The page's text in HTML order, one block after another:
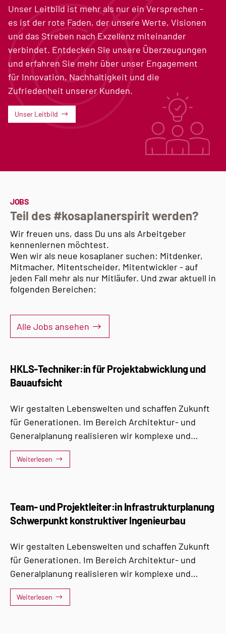
Unser Leitbild ist mehr als nur ein Versprechen -
es ist der rote Faden, der unsere Werte, Visionen
und das Streben nach Exzellenz miteinander
verbindet. Entdecken Sie unsere Überzeugungen
und erfahren Sie mehr über unser Engagement
für Innovation, Nachhaltigkeit und die
Zufriedenheit unserer Kunden.
Unser Leitbild
JOBS
Teil des #kosaplanerspirit werden?
Wir freuen uns, dass Du uns als Arbeitgeber
kennenlernen möchtest.
Wen wir als neue kosaplaner suchen: Mitdenker,
Mitmacher, Mitentscheider, Mitentwickler - auf
jeden Fall mehr als nur Mitläufer. Und zwar aktuell in
folgenden Bereichen:
Alle Jobs ansehen
HKLS-Techniker:in für Projektabwicklung und
Bauaufsicht
Wir gestalten Lebenswelten und schaffen Zukunft
für Generationen. Im Bereich Architektur- und
Generalplanung realisieren wir komplexe und
ökologisch nachhaltige Bauprojekte.
Dafür suchen wir Teamplayer, die mitdenken,
Weiterlesen
Team- und Projektleiter:in Infrastrukturplanung
Schwerpunkt konstruktiver Ingenieurbau
Wir gestalten Lebenswelten und schaffen Zukunft
für Generationen. Im Bereich Architektur- und
Generalplanung realisieren wir komplexe und
ökologisch nachhaltige Bauprojekte.
Weiterlesen